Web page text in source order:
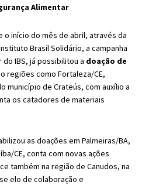
Alimentar
o início do mês de abril, através da
Brasil Solidário, a campanha
IBS, já possibilitou a doação de
regiões como Fortaleza/CE,
município de Crateús, com auxílio a
os catadores de materiais
as doações em Palmeiras/BA,
CE, conta com novas ações
também na região de Canudos, na
elo de colaboração e